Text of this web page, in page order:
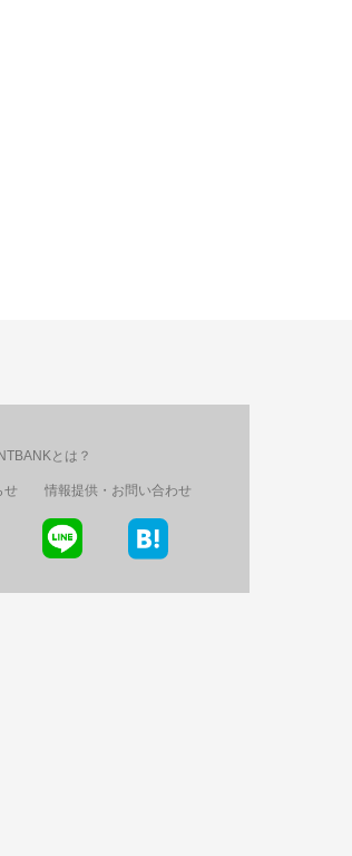
とは？
せ 情報提供・お問い合わせ